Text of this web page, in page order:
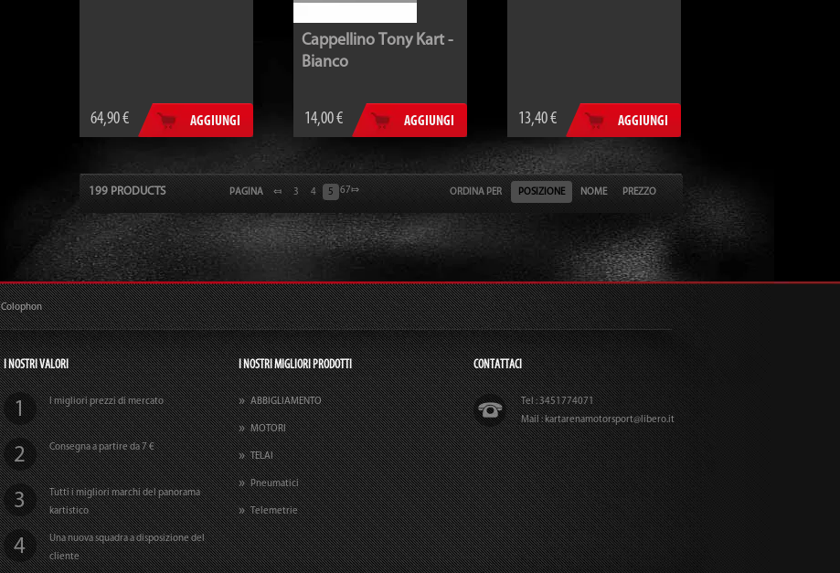
64,90 € AGGIUNGI
Cappellino Tony Kart -
Bianco
14,00 € AGGIUNGI 13,40 € AGGIUNGI
199 PRODUCTS PAGINA ⤆ 3 4 5 67⤇ ORDINA PER POSIZIONE NOME PREZZO
Colophon
I NOSTRI VALORI
I migliori prezzi di mercato
Consegna a partire da 7 €
Tutti i migliori marchi del panorama
kartistico
Una nuova squadra a disposizione del
cliente
I NOSTRI MIGLIORI PRODOTTI
ABBIGLIAMENTO
MOTORI
TELAI
Pneumatici
Telemetrie
CONTATTACI
Tel : 3451774071
Mail : kartarenamotorsport@libero.it